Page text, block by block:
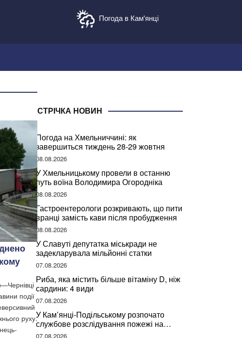
Погода в Кам'янці
події
руху.
СТРІЧКА НОВИН
Погода на Хмельниччині: як
завершиться тиждень 28-29 жовтня
08.08.2026
У Хмельницькому провели в останню
путь воїна Володимира Огородніка
08.08.2026
Гастроентерологи розкривають, що пити
вранці замість кави після пробудження
08.08.2026
У Славуті депутатка міськради не
задекларувала мільйонні статки
07.08.2026
Риба, яка містить більше вітаміну D, ніж
сардини: 4 види
07.08.2026
У Кам’янці-Подільському розпочато
службове розслідування пожежі на
сміттєзвалищі
07.08.2026